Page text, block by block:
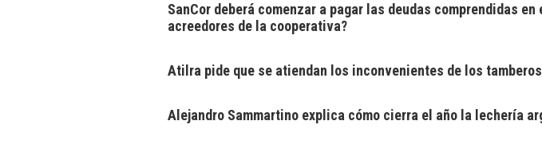
SanCor deberá comenzar a pagar las deudas comprendidas
acreedores de la cooperativa?
Atilra pide que se atiendan los inconvenientes de los tamberos
Alejandro Sammartino explica cómo cierra el año la lechería